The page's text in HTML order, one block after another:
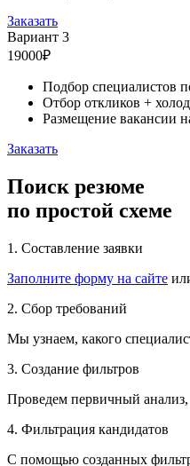
Заказать
Вариант 3
19000₽
Подбор специалистов
Отбор откликов +
Размещение вакансии
Заказать
Поиск резюме
по простой схеме
1. Составление заявки
Заполните форму на сайте
2. Сбор требований
Мы узнаем, какого
3. Создание фильтров
Проведем первичный анализ,
4. Фильтрация кандидатов
С помощью созданных